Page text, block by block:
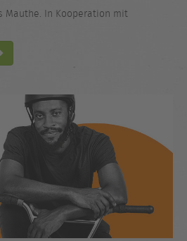
Mauthe. In Kooperation mit